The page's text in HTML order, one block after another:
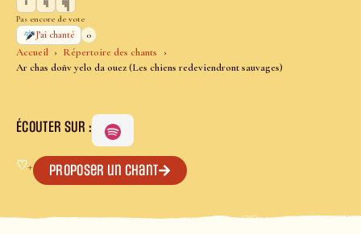
Accueil
Répertoire des chants
Ar chas doñv yelo da ouez (Les chiens redeviendront sauvages)
Pas encore de vote
J’ai chanté
0
ÉCOUTER SUR :
♡+ Proposer un chant